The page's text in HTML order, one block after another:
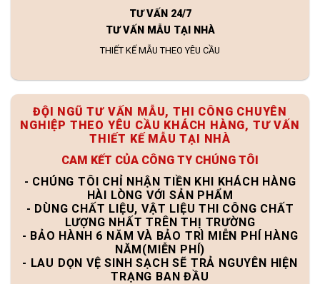
TƯ VẤN 24/7
TƯ VẤN MẪU TẠI NHÀ
THIẾT KẾ MẪU THEO YÊU CẦU
ĐỘI NGŨ TƯ VẤN MẪU, THI CÔNG CHUYÊN
NGHIỆP THEO YÊU CẦU KHÁCH HÀNG, TƯ VẤN
THIẾT KẾ MẪU TẠI NHÀ
CAM KẾT CỦA CÔNG TY CHÚNG TÔI
- CHÚNG TÔI CHỈ NHẬN TIỀN KHI KHÁCH HÀNG
HÀI LÒNG VỚI SẢN PHẨM
- DÙNG CHẤT LIỆU, VẬT LIỆU THI CÔNG CHẤT
LƯỢNG NHẤT TRÊN THỊ TRƯỜNG
- BẢO HÀNH 6 NĂM VÀ BẢO TRÌ MIỄN PHÍ HÀNG
NĂM(MIỄN PHÍ)
- LAU DỌN VỆ SINH SẠCH SẼ TRẢ NGUYÊN HIỆN
TRẠNG BAN ĐẦU